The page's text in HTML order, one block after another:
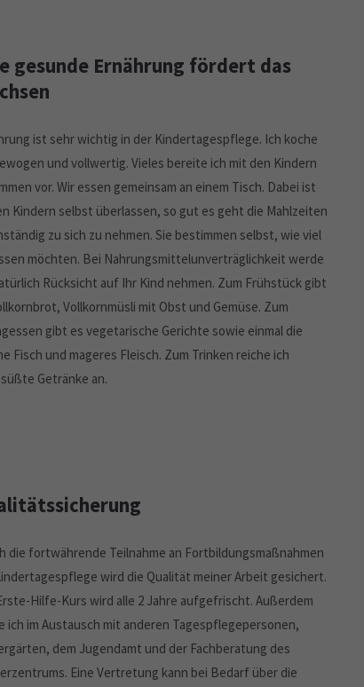
gesunde Ernährung fördert das
ist sehr wichtig in der Kindertagespflege. Ich koche
und vollwertig. Vieles bereite ich mit den Kindern
vor. Wir essen gemeinsam an einem Tisch. Dabei ist
Kindern selbst überlassen, so gut es geht die Mahlzeiten
zu sich zu nehmen. Sie bestimmen selbst, wie viel
möchten. Bei Nahrungsmittelunverträglichkeit werde
Rücksicht auf Ihr Kind nehmen. Zum Frühstück gibt
Vollkornmüsli mit Obst und Gemüse. Zum
gibt es vegetarische Gerichte sowie einmal die
Fisch und mageres Fleisch. Zum Trinken reiche ich
Getränke an.
die fortwährende Teilnahme an Fortbildungsmaßnahmen
wird die Qualität meiner Arbeit gesichert.
Hilfe-Kurs wird alle 2 Jahre aufgefrischt. Außerdem
ich im Austausch mit anderen Tagespflegepersonen,
dem Jugendamt und der Fachberatung des
Eine Vertretung kann bei Bedarf über die